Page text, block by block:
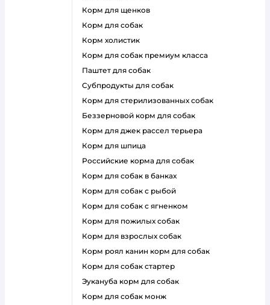
корм для щенков
корм для собак
корм холистик
корм для собак премиум класса
паштет для собак
субпродукты для собак
корм для стерилизованных собак
беззерновой корм для собак
корм для джек рассел терьера
корм для шпица
российские корма для собак
корм для собак в банках
корм для собак с рыбой
корм для собак с ягненком
корм для пожилых собак
корм для взрослых собак
корм роял канин корм для собак
корм для собак стартер
эукануба корм для собак
корм для собак монж